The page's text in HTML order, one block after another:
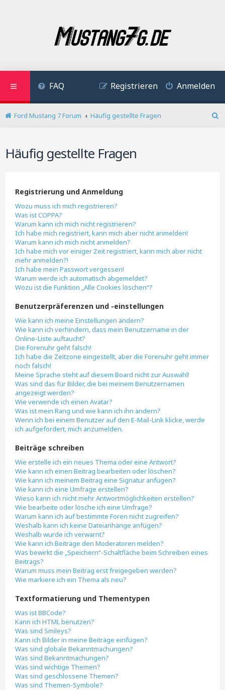
FAQ Anmelden
Registrieren
Ford Mustang 7 Forum
Häufig gestellte Fragen
Häufig gestellte Fragen
Registrierung und Anmeldung
Wozu muss ich mich registrieren?
Was ist COPPA?
Warum kann ich mich nicht registrieren?
Ich habe mich registriert, kann mich aber nicht anmelden!
Warum kann ich mich nicht anmelden?
Ich habe mich vor einiger Zeit registriert, kann mich aber nicht
mehr anmelden?!
Ich habe mein Passwort vergessen!
Warum werde ich automatisch abgemeldet?
Wozu ist die Funktion „Alle Cookies löschen“?
Benutzerpräferenzen und -einstellungen
Wie kann ich meine Einstellungen ändern?
Wie kann ich verhindern, dass mein Benutzername in der
Online-Liste auftaucht?
Die Forenuhr geht falsch!
Ich habe die Zeitzone eingestellt, aber die Forenuhr geht immer
noch falsch!
Meine Sprache steht auf diesem Board nicht zur Auswahl!
Was sind das für Bilder, die bei meinem Benutzernamen
angezeigt werden?
Wie verwende ich einen Avatar?
Was ist mein Rang und wie kann ich ihn ändern?
Wenn ich bei einem Benutzer auf den E-Mail-Link klicke, werde
ich aufgefordert, mich anzumelden.
Beiträge schreiben
Wie erstelle ich ein neues Thema oder eine Antwort?
Wie kann ich einen Beitrag bearbeiten oder löschen?
Wie kann ich meinem Beitrag eine Signatur anfügen?
Wie kann ich eine Umfrage erstellen?
Wieso kann ich nicht mehr Antwortmöglichkeiten erstellen?
Wie bearbeite oder lösche ich eine Umfrage?
Warum kann ich auf bestimmte Foren nicht zugreifen?
Weshalb kann ich keine Dateianhänge anfügen?
Weshalb wurde ich verwarnt?
Wie kann ich Beiträge den Moderatoren melden?
Was bewirkt die „Speichern“-Schaltfläche beim Schreiben eines
Beitrags?
Warum muss mein Beitrag erst freigegeben werden?
Wie markiere ich ein Thema als neu?
Textformatierung und Thementypen
Was ist BBCode?
Kann ich HTML benutzen?
Was sind Smileys?
Kann ich Bilder in meine Beiträge einfügen?
Was sind globale Bekanntmachungen?
Was sind Bekanntmachungen?
Was sind wichtige Themen?
Was sind geschlossene Themen?
Was sind Themen-Symbole?